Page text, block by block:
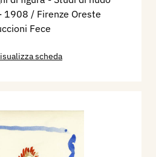
1908 / Firenze Oreste
Fece
scheda